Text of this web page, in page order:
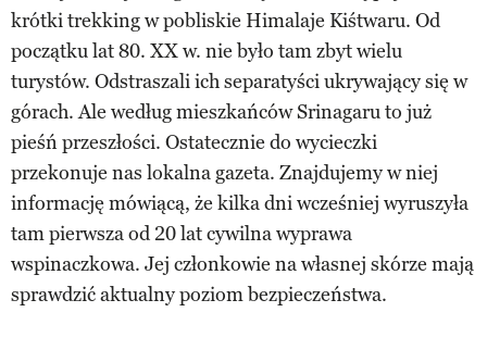
krótki trekking w pobliskie Himalaje Kiśtwaru. Od
początku lat 80. XX w. nie było tam zbyt wielu
turystów. Odstraszali ich separatyści ukrywający się w
górach. Ale według mieszkańców Srinagaru to już
pieśń przeszłości. Ostatecznie do wycieczki
przekonuje nas lokalna gazeta. Znajdujemy w niej
informację mówiącą, że kilka dni wcześniej wyruszyła
tam pierwsza od 20 lat cywilna wyprawa
wspinaczkowa. Jej członkowie na własnej skórze mają
sprawdzić aktualny poziom bezpieczeństwa.